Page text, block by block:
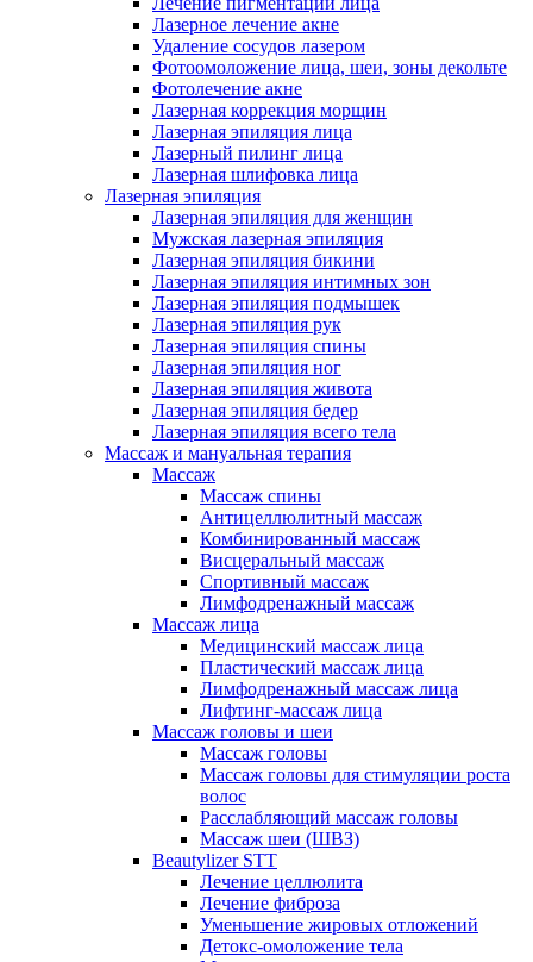
Лазерное лечение акне
Удаление сосудов лазером
Фотоомоложение лица, шеи, зоны декольте
Фотолечение акне
Лазерная коррекция морщин
Лазерная эпиляция лица
Лазерный пилинг лица
Лазерная шлифовка лица
Лазерная эпиляция
Лазерная эпиляция для женщин
Мужская лазерная эпиляция
Лазерная эпиляция бикини
Лазерная эпиляция интимных зон
Лазерная эпиляция подмышек
Лазерная эпиляция рук
Лазерная эпиляция спины
Лазерная эпиляция ног
Лазерная эпиляция живота
Лазерная эпиляция бедер
Лазерная эпиляция всего тела
Массаж и мануальная терапия
Массаж
Массаж спины
Антицеллюлитный массаж
Комбинированный массаж
Висцеральный массаж
Спортивный массаж
Лимфодренажный массаж
Массаж лица
Медицинский массаж лица
Пластический массаж лица
Лимфодренажный массаж лица
Лифтинг-массаж лица
Массаж головы и шеи
Массаж головы
Массаж головы для стимуляции роста
волос
Расслабляющий массаж головы
Массаж шеи (ШВЗ)
Beautylizer STT
Лечение целлюлита
Лечение фиброза
Уменьшение жировых отложений
Детокс-омоложение тела